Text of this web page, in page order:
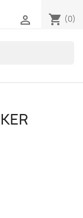
shopping_cart (0)
